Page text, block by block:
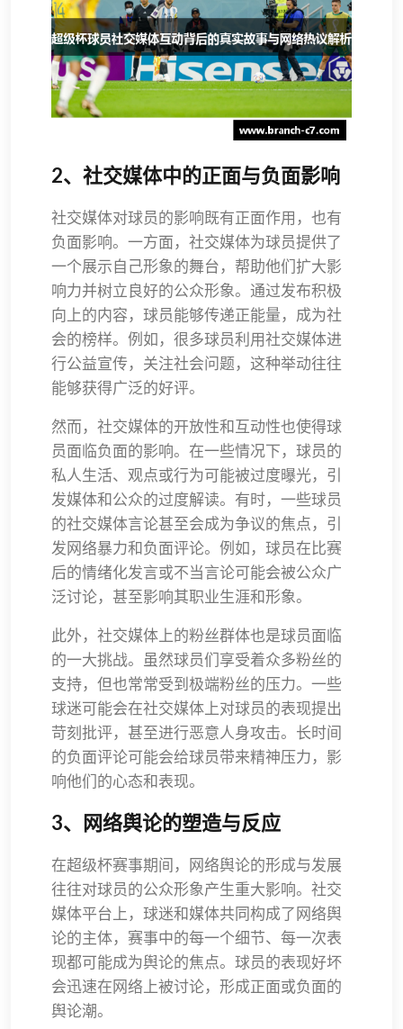
2、社交媒体中的正面与负面影响
社交媒体对球员的影响既有正面作用，也有
负面影响。一方面，社交媒体为球员提供了
一个展示自己形象的舞台，帮助他们扩大影
响力并树立良好的公众形象。通过发布积极
向上的内容，球员能够传递正能量，成为社
会的榜样。例如，很多球员利用社交媒体进
行公益宣传，关注社会问题，这种举动往往
能够获得广泛的好评。
然而，社交媒体的开放性和互动性也使得球
员面临负面的影响。在一些情况下，球员的
私人生活、观点或行为可能被过度曝光，引
发媒体和公众的过度解读。有时，一些球员
的社交媒体言论甚至会成为争议的焦点，引
发网络暴力和负面评论。例如，球员在比赛
后的情绪化发言或不当言论可能会被公众广
泛讨论，甚至影响其职业生涯和形象。
此外，社交媒体上的粉丝群体也是球员面临
的一大挑战。虽然球员们享受着众多粉丝的
支持，但也常常受到极端粉丝的压力。一些
球迷可能会在社交媒体上对球员的表现提出
苛刻批评，甚至进行恶意人身攻击。长时间
的负面评论可能会给球员带来精神压力，影
响他们的心态和表现。
3、网络舆论的塑造与反应
在超级杯赛事期间，网络舆论的形成与发展
往往对球员的公众形象产生重大影响。社交
媒体平台上，球迷和媒体共同构成了网络舆
论的主体，赛事中的每一个细节、每一次表
现都可能成为舆论的焦点。球员的表现好坏
会迅速在网络上被讨论，形成正面或负面的
舆论潮。